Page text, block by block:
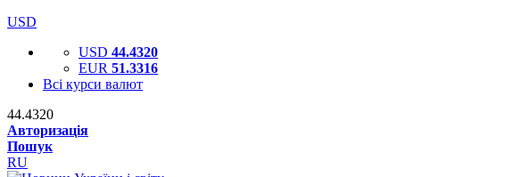
USD
USD 44.4320
EUR 51.3316
Всі курси валют
44.4320
Авторизація
Пошук
RU